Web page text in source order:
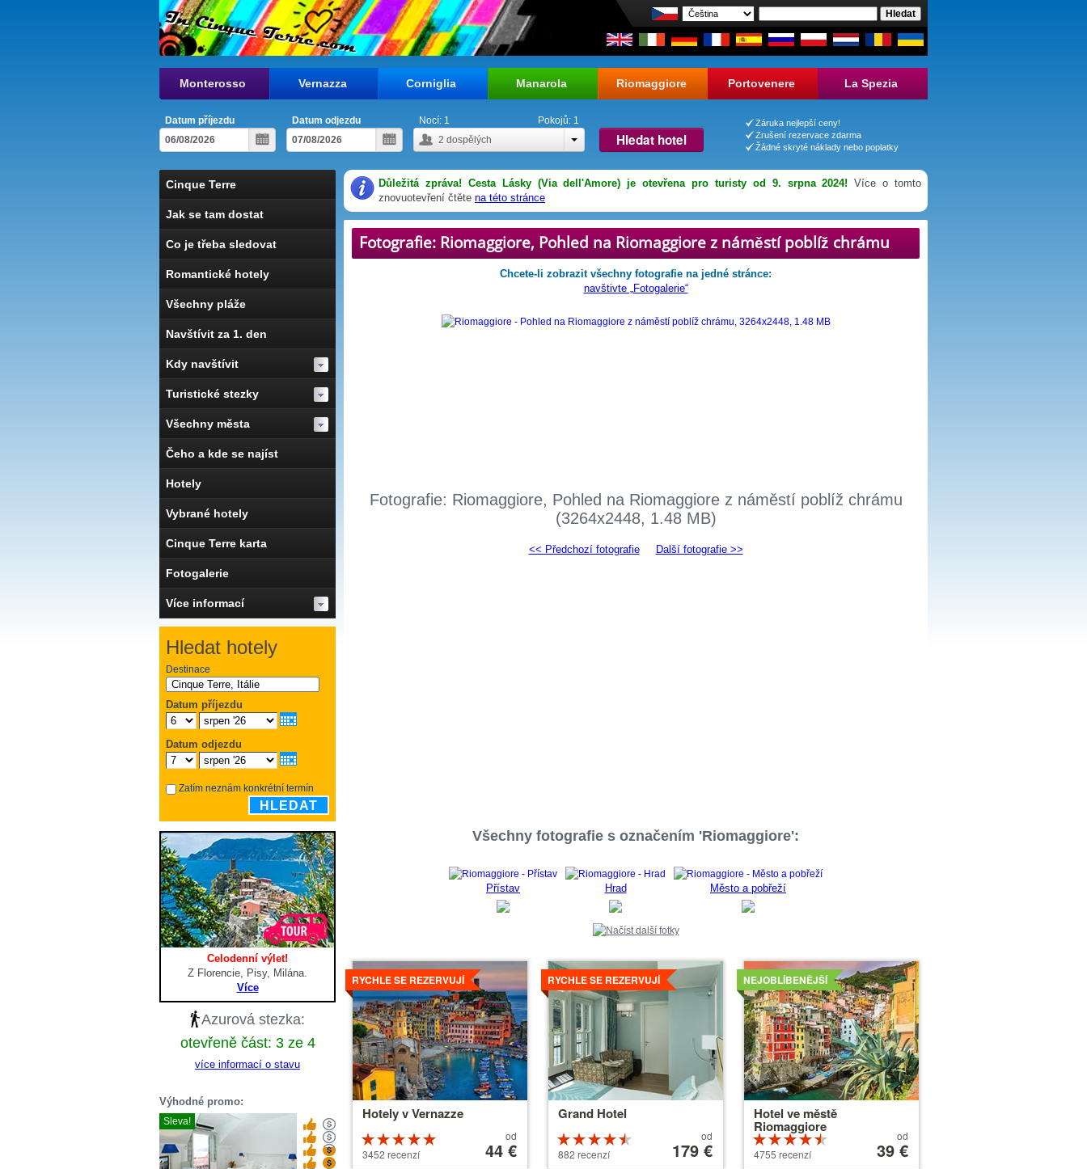
Monterosso Vernazza Corniglia Manarola Riomaggiore Portovenere La Spezia
Datum příjezdu
Datum odjezdu
2 dospělých
Nocí: 1 Pokojů: 1
Hledat hotel
Záruka nejlepší ceny!
Zrušení rezervace zdarma
Žádné skryté náklady nebo poplatky
Důležitá zpráva! Cesta Lásky (Via dell'Amore) je otevřena pro turisty od 9. srpna 2024! Více o tomto
znovuotevření čtěte na této stránce
Fotografie: Riomaggiore, Pohled na Riomaggiore z náměstí poblíž chrámu
Chcete-li zobrazit všechny fotografie na jedné stránce:
navštivte „Fotogalerie“
Fotografie: Riomaggiore, Pohled na Riomaggiore z náměstí poblíž chrámu
(3264x2448, 1.48 MB)
<< Předchozí fotografie Další fotografie >>
Všechny fotografie s označením 'Riomaggiore':
Přístav Hrad Město a pobřeží
Hotely v Vernazze
RYCHLE SE REZERVUJÍ
5 z 5
3452 recenzí
od
44 €
Více
Grand Hotel
RYCHLE SE REZERVUJÍ
4.5 z 5
882 recenzí 179 €
od
179 €
Více
Hotel ve městě
Riomaggiore
NEJOBLÍBENĚJŠÍ
4.5 z 5
4755 recenzí
od
39 €
Více
Cinque Terre
Jak se tam dostat
Co je třeba sledovat
Romantické hotely
Všechny pláže
Navštívit za 1. den
Kdy navštívit
Turistické stezky
Všechny města
Čeho a kde se najíst
Hotely
Vybrané hotely
Cinque Terre karta
Fotogalerie
Více informací
Hledat hotely
Destinace
Datum příjezdu
Datum odjezdu
Zatím neznám konkrétní termín
HLEDAT
Celodenní výlet!
Z Florencie, Pisy, Milána.
Více
Azurová stezka:
otevřeně část: 3 ze 4
více informací o stavu
Výhodné promo:
Sleva!